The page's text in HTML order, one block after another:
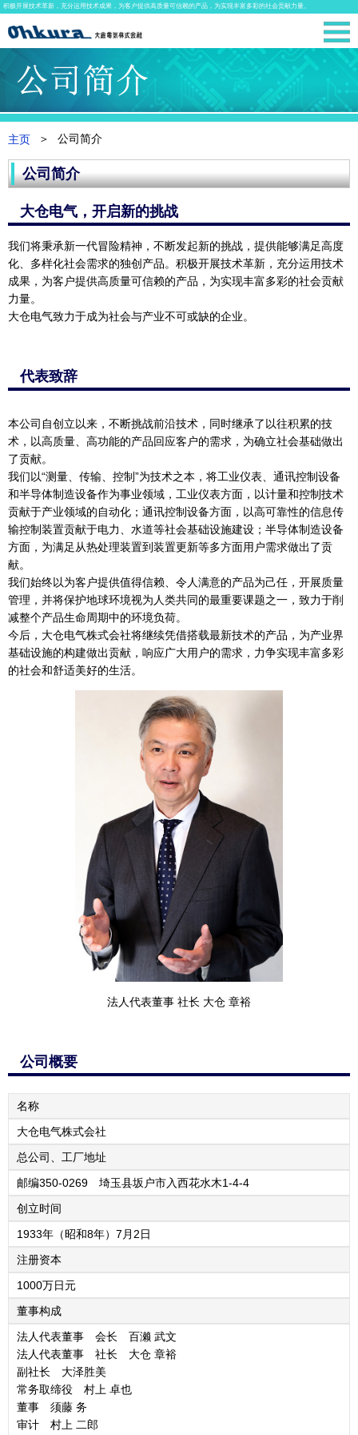
积极开展技术革新，充分运用技术成果，为客户提供高质量可信赖的产品，为实现丰富多彩的社会贡献力量。
主页 公司简介
公司简介
大仓电气，开启新的挑战
我们将秉承新一代冒险精神，不断发起新的挑战，提供能够满足高度
化、多样化社会需求的独创产品。积极开展技术革新，充分运用技术
成果，为客户提供高质量可信赖的产品，为实现丰富多彩的社会贡献
力量。
大仓电气致力于成为社会与产业不可或缺的企业。
代表致辞
本公司自创立以来，不断挑战前沿技术，同时继承了以往积累的技
术，以高质量、高功能的产品回应客户的需求，为确立社会基础做出
了贡献。
我们以“测量、传输、控制”为技术之本，将工业仪表、通讯控制设备
和半导体制造设备作为事业领域，工业仪表方面，以计量和控制技术
贡献于产业领域的自动化；通讯控制设备方面，以高可靠性的信息传
输控制装置贡献于电力、水道等社会基础设施建设；半导体制造设备
方面，为满足从热处理装置到装置更新等多方面用户需求做出了贡
献。
我们始终以为客户提供值得信赖、令人满意的产品为己任，开展质量
管理，并将保护地球环境视为人类共同的最重要课题之一，致力于削
减整个产品生命周期中的环境负荷。
今后，大仓电气株式会社将继续凭借搭载最新技术的产品，为产业界
基础设施的构建做出贡献，响应广大用户的需求，力争实现丰富多彩
的社会和舒适美好的生活。
法人代表董事 社长 大仓 章裕
公司概要
名称
大仓电气株式会社
总公司、工厂地址
邮编350-0269 埼玉县坂户市入西花水木1-4-4
创立时间
1933年（昭和8年）7月2日
注册资本
1000万日元
董事构成
法人代表董事 会长 百濑 武文
法人代表董事 社长 大仓 章裕
副社长 大泽胜美
常务取缔役 村上 卓也
董事 须藤 务
审计 村上 二郎